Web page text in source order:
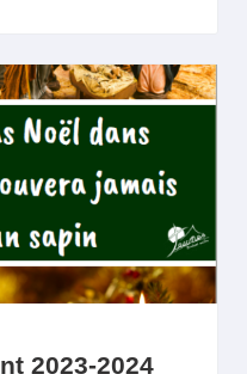
2023-2024